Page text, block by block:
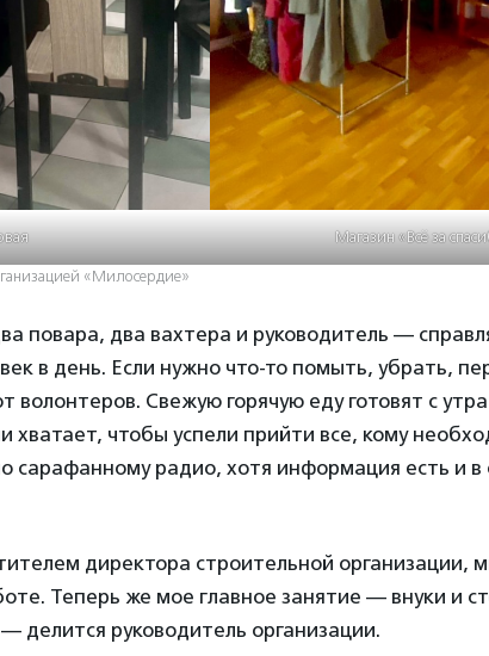
Магазин «Всё за
«Милосердие»
повара, два вахтера и руководитель —
в день. Если нужно что-то помыть, убрать,
Свежую горячую еду готовят с
хватает, чтобы успели прийти все, кому
сарафанному радио, хотя информация есть и в
директора строительной организации,
Теперь же мое главное занятие — внуки и
делится руководитель организации.